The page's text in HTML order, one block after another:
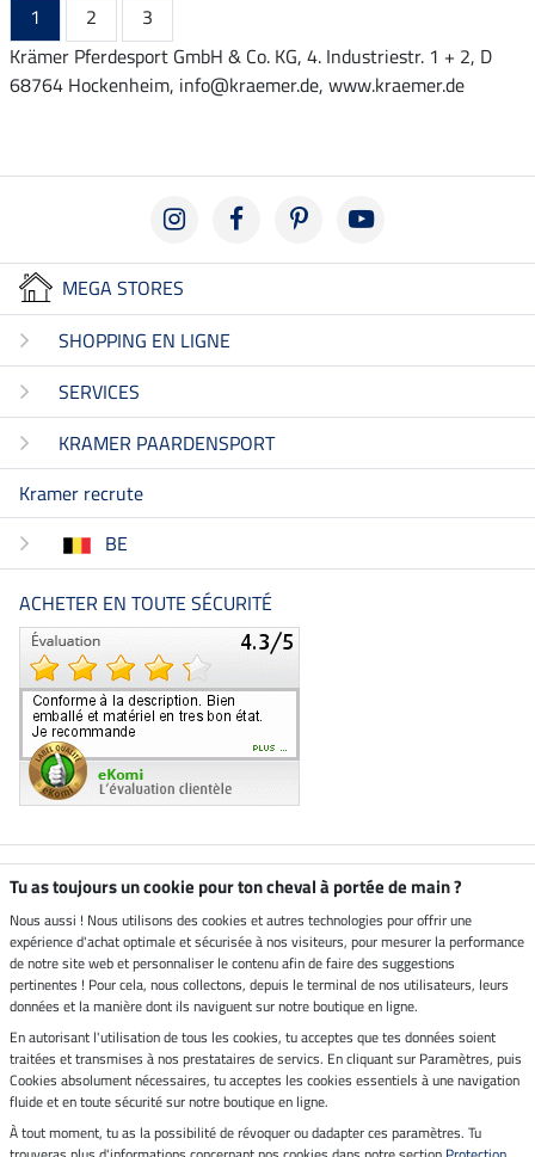
1 2
3
Krämer Pferdesport GmbH & Co. KG, 4. Industriestr. 1 + 2, D
68764 Hockenheim, info@kraemer.de, www.kraemer.de
MEGA STORES
SHOPPING EN LIGNE
SERVICES
KRAMER PAARDENSPORT
Kramer recrute
BE
ACHETER EN TOUTE SÉCURITÉ
Boutique climatiquement
neutre
Livraison par
Paiement sécurisé
Mentions légales
Tu as toujours un cookie pour ton cheval à portée de main ?
Nous aussi ! Nous utilisons des cookies et autres technologies pour offrir une
expérience d'achat optimale et sécurisée à nos visiteurs, pour mesurer la performance
de notre site web et personnaliser le contenu afin de faire des suggestions
pertinentes ! Pour cela, nous collectons, depuis le terminal de nos utilisateurs, leurs
données et la manière dont ils naviguent sur notre boutique en ligne.
En autorisant l'utilisation de tous les cookies, tu acceptes que tes données soient
traitées et transmises à nos prestataires de servics. En cliquant sur Paramètres, puis
Cookies absolument nécessaires, tu acceptes les cookies essentiels à une navigation
fluide et en toute sécurité sur notre boutique en ligne.
À tout moment, tu as la possibilité de révoquer ou dadapter ces paramètres. Tu